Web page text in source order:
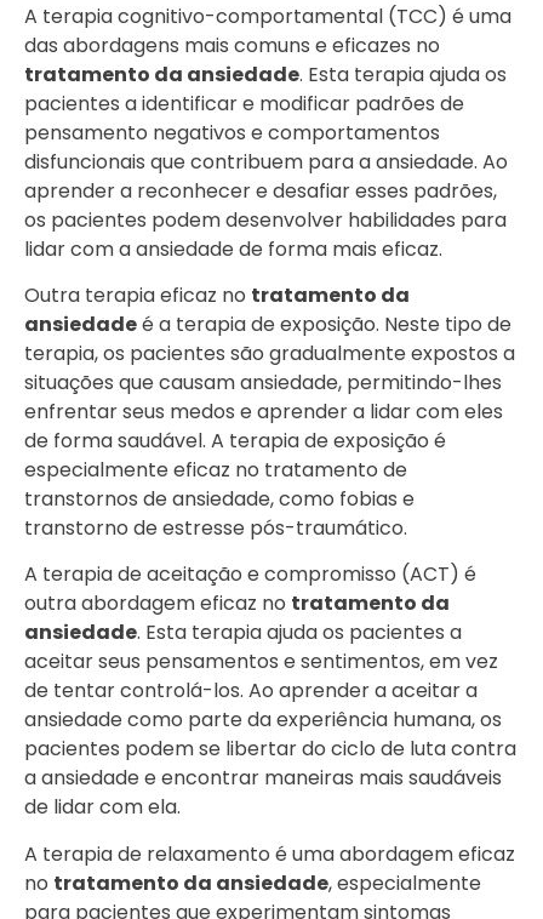
A terapia cognitivo-comportamental (TCC) é uma
das abordagens mais comuns e eficazes no
tratamento da ansiedade. Esta terapia ajuda os
pacientes a identificar e modificar padrões de
pensamento negativos e comportamentos
disfuncionais que contribuem para a ansiedade. Ao
aprender a reconhecer e desafiar esses padrões,
os pacientes podem desenvolver habilidades para
lidar com a ansiedade de forma mais eficaz.
Outra terapia eficaz no tratamento da
ansiedadeé a terapia de exposição. Neste tipo de
terapia, os pacientes são gradualmente expostos a
situações que causam ansiedade, permitindo-lhes
enfrentar seus medos e aprender a lidar com eles
de forma saudável. A terapia de exposição é
especialmente eficaz no tratamento de
transtornos de ansiedade, como fobias e
transtorno de estresse pós-traumático.
A terapia de aceitação e compromisso (ACT) é
outra abordagem eficaz no tratamento da
ansiedade. Esta terapia ajuda os pacientes a
aceitar seus pensamentos e sentimentos, em vez
de tentar controlá-los. Ao aprender a aceitar a
ansiedade como parte da experiência humana, os
pacientes podem se libertar do ciclo de luta contra
a ansiedade e encontrar maneiras mais saudáveis
de lidar com ela.
A terapia de relaxamento é uma abordagem eficaz
no tratamento da ansiedade, especialmente
para pacientes que experimentam sintomas